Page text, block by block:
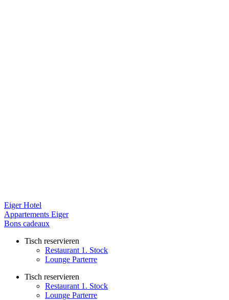
Eiger Hotel
Appartements Eiger
Bons cadeaux
Tisch reservieren
Restaurant 1. Stock
Lounge Parterre
Tisch reservieren
Restaurant 1. Stock
Lounge Parterre